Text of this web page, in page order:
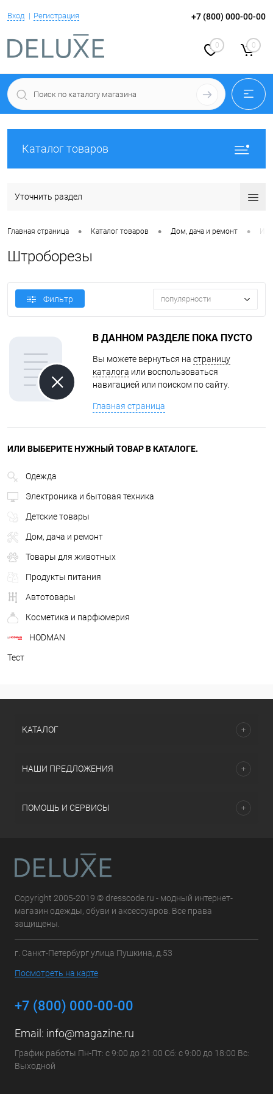
Вход Регистрация +7 (800) 000-00-00
0 0
Каталог товаров
Уточнить раздел
Главная страница • Каталог товаров • Дом, дача и ремонт •
Штроборезы
Фильтр популярности
В ДАННОМ РАЗДЕЛЕ ПОКА ПУСТО
Вы можете вернуться на страницу
каталога или воспользоваться
навигацией или поиском по сайту.
Главная страница
ИЛИ ВЫБЕРИТЕ НУЖНЫЙ ТОВАР В КАТАЛОГЕ.
Одежда
Электроника и бытовая техника
Детские товары
Дом, дача и ремонт
Товары для животных
Продукты питания
Автотовары
Косметика и парфюмерия
HODMAN
Тест
КАТАЛОГ
НАШИ ПРЕДЛОЖЕНИЯ
ПОМОЩЬ И СЕРВИСЫ
Copyright 2005-2019 © dresscode.ru - модный интернет-
магазин одежды, обуви и аксессуаров. Все права
защищены.
г. Санкт-Петербург улица Пушкина, д.53
Посмотреть на карте
+7 (800) 000-00-00
Email: info@magazine.ru
График работы Пн-Пт: с 9:00 до 21:00 Сб: с 9:00 до 18:00 Вс:
Выходной